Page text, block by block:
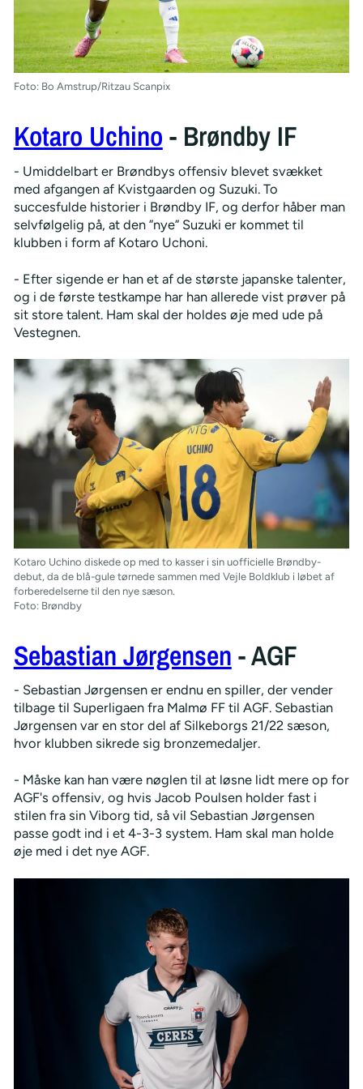
Foto: Bo Amstrup/Ritzau Scanpix
Kotaro Uchino - Brøndby IF
- Umiddelbart er Brøndbys offensiv blevet svækket
med afgangen af Kvistgaarden og Suzuki. To
succesfulde historier i Brøndby IF, og derfor håber man
selvfølgelig på, at den ”nye” Suzuki er kommet til
klubben i form af Kotaro Uchoni.
- Efter sigende er han et af de største japanske talenter,
og i de første testkampe har han allerede vist prøver på
sit store talent. Ham skal der holdes øje med ude på
Vestegnen.
Kotaro Uchino diskede op med to kasser i sin uofficielle Brøndby-
debut, da de blå-gule tørnede sammen med Vejle Boldklub i løbet af
forberedelserne til den nye sæson.
Foto: Brøndby
Sebastian Jørgensen - AGF
- Sebastian Jørgensen er endnu en spiller, der vender
tilbage til Superligaen fra Malmø FF til AGF. Sebastian
Jørgensen var en stor del af Silkeborgs 21/22 sæson,
hvor klubben sikrede sig bronzemedaljer.
- Måske kan han være nøglen til at løsne lidt mere op for
AGF's offensiv, og hvis Jacob Poulsen holder fast i
stilen fra sin Viborg tid, så vil Sebastian Jørgensen
passe godt ind i et 4-3-3 system. Ham skal man holde
øje med i det nye AGF.